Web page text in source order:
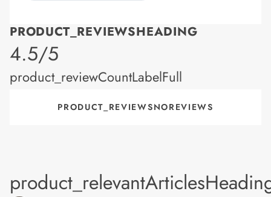
PRODUCT_REVIEWSHEADING
product_rating
4.5/5
product_reviewCountLabelFull
PRODUCT_REVIEWSNOREVIEWS